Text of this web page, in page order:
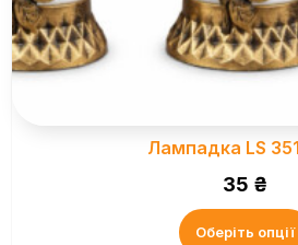
Лампадка LS
35 ₴
Оберіть опції